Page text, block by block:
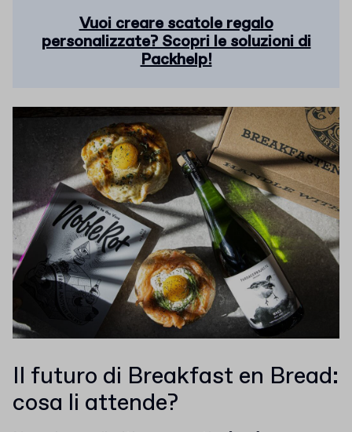
Vuoi creare scatole regalo
personalizzate? Scopri le soluzioni di
Packhelp!
Il futuro di Breakfast en Bread:
cosa li attende?